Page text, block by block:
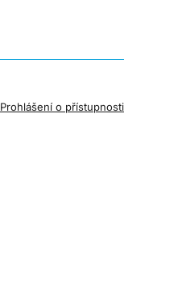
Prohlášení o přístupnosti